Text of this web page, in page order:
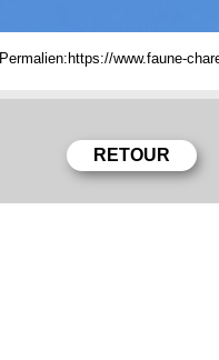
Permalien: